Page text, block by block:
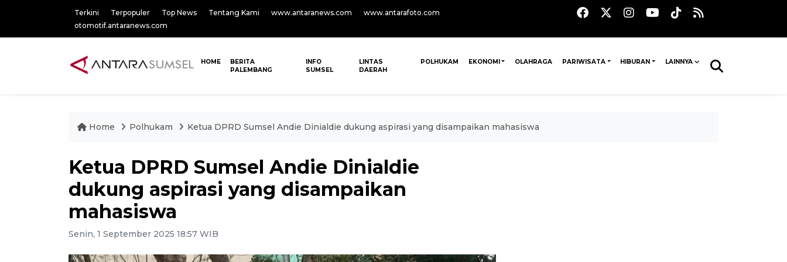
Terkini Terpopuler Top News Tentang Kami www.antaranews.com
www.antarafoto.com
otomotif.antaranews.com
HOME
BERITA
PALEMBANG
INFO
SUMSEL
LINTAS
DAERAH
POLHUKAM EKONOMI OLAHRAGA PARIWISATA HIBURAN LAINNYA
Home Polhukam Ketua DPRD Sumsel Andie Dinialdie dukung aspirasi yang disampaikan mahasiswa
Ketua DPRD Sumsel Andie Dinialdie
dukung aspirasi yang disampaikan
mahasiswa
Senin, 1 September 2025 18:57 WIB